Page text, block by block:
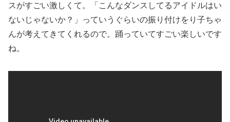
スがすごい激しくて。「こんなダンスしてるアイドルはい
ないじゃないか？」っていうぐらいの振り付けをり子ちゃ
んが考えてきてくれるので。踊っていてすごい楽しいです
ね。